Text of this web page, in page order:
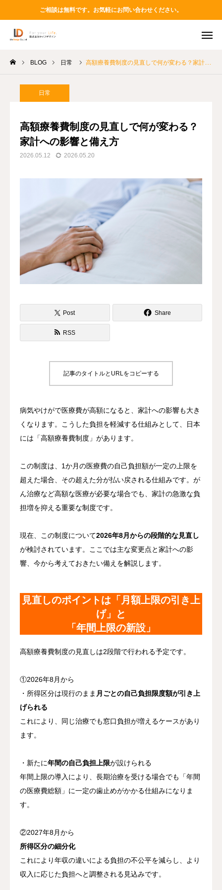
ご相談は無料です。お気軽にお問い合わせください。
BLOG 日常 高額療養費制度の見直しで何が変わる？家計への影響と備え方
日常
高額療養費制度の見直しで何が変わる？
家計への影響と備え方
2026.05.12 2026.05.20
Post Share
RSS
記事のタイトルとURLをコピーする
病気やけがで医療費が高額になると、家計への影響も大き
くなります。こうした負担を軽減する仕組みとして、日本
には「高額療養費制度」があります。
この制度は、1か月の医療費の自己負担額が一定の上限を
超えた場合、その超えた分が払い戻される仕組みです。が
ん治療など高額な医療が必要な場合でも、家計の急激な負
担増を抑える重要な制度です。
現在、この制度について2026年8月からの段階的な見直し
が検討されています。ここでは主な変更点と家計への影
響、今から考えておきたい備えを解説します。
見直しのポイントは「月額上限の引き上
げ」と
「年間上限の新設」
高額療養費制度の見直しは2段階で行われる予定です。
①2026年8月から
・所得区分は現行のまま 月ごとの自己負担限度額が引き上
げられる
これにより、同じ治療でも窓口負担が増えるケースがあり
ます。
・新たに年間の自己負担上限が設けられる
年間上限の導入により、長期治療を受ける場合でも「年間
の医療費総額」に一定の歯止めがかかる仕組みになりま
す。
②2027年8月から
所得区分の細分化
これにより年収の違いによる負担の不公平を減らし、より
収入に応じた負担へと調整される見込みです。
TEL MAIL
PRODUCT
CONTACT